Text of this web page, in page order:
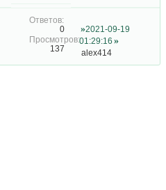
0
137
2021-09-19
01:29:16
alex414